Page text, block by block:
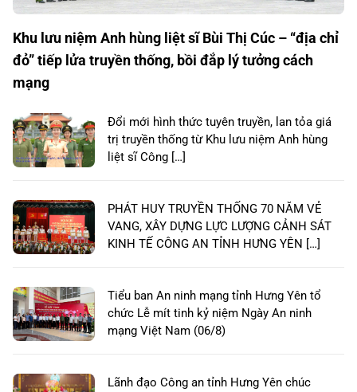
Khu lưu niệm Anh hùng liệt sĩ Bùi Thị Cúc – “địa chỉ
đỏ” tiếp lửa truyền thống, bồi đắp lý tưởng cách
mạng
Đổi mới hình thức tuyên truyền, lan tỏa giá
trị truyền thống từ Khu lưu niệm Anh hùng
liệt sĩ Công […]
PHÁT HUY TRUYỀN THỐNG 70 NĂM VẺ
VANG, XÂY DỰNG LỰC LƯỢNG CẢNH SÁT
KINH TẾ CÔNG AN TỈNH HƯNG YÊN […]
Tiểu ban An ninh mạng tỉnh Hưng Yên tổ
chức Lễ mít tinh kỷ niệm Ngày An ninh
mạng Việt Nam (06/8)
Lãnh đạo Công an tỉnh Hưng Yên chúc